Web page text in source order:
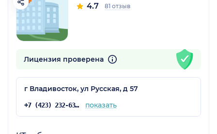
4.7 81 отзыв
Лицензия проверена
г Владивосток, ул Русская, д 57
+7 (423) 232-63-35 показать